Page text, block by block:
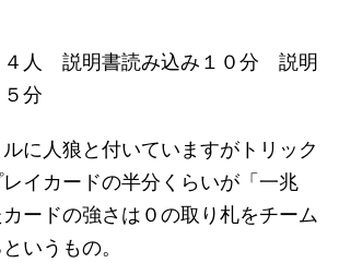
人 説明書読み込み１０分 説明
分
に人狼と付いていますがトリック
イカードの半分くらいが「一兆
ードの強さは０の取り札をチーム
いうもの。